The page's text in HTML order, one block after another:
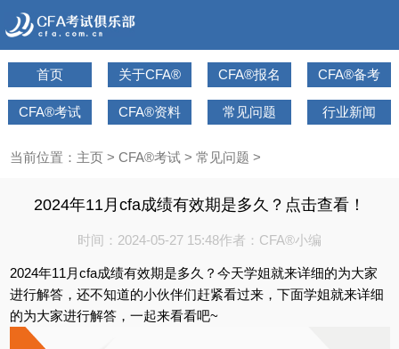
首页 关于CFA® CFA®报名 CFA®备考
CFA®考试 CFA®资料 常见问题 行业新闻
当前位置： 主页> CFA®考试> 常见问题 >
2024年11月cfa成绩有效期是多久？点击查看！
时间：2024-05-27 15:48作者：CFA®小编
2024年11月cfa成绩有效期是多久？今天学姐就来详细的为大家
进行解答，还不知道的小伙伴们赶紧看过来，下面学姐就来详细
的为大家进行解答，一起来看看吧~